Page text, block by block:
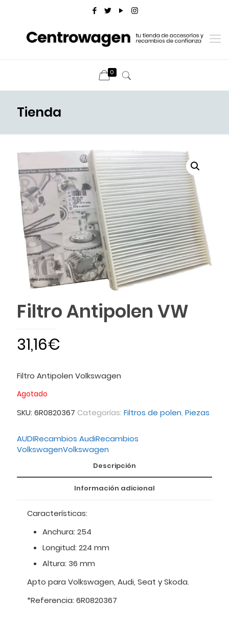
0
Tienda
Filtro Antipolen VW
31,16€
Filtro Antipolen Volkswagen
Agotado
SKU: 6R0820367 Categorías: Filtros de polen, Piezas
AUDIRecambios AudiRecambios
VolkswagenVolkswagen
Descripción
Información adicional
Características:
Anchura: 254
Longitud: 224 mm
Altura: 36 mm
Apto para Volkswagen, Audi, Seat y Skoda.
*Referencia: 6R0820367